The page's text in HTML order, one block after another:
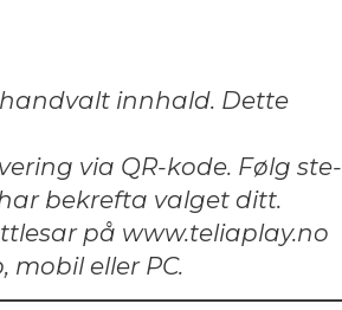
innhald. Dette
via QR-kode. Følg ste­
bekref­ta val­get ditt.
på www.teliaplay.no
mobil eller PC.